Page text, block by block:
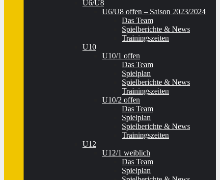
U6/U8
U6/U8 offen – Saison 2023/2024
Das Team
Spielberichte & News
Trainingszeiten
U10
U10/1 offen
Das Team
Spielplan
Spielberichte & News
Trainingszeiten
U10/2 offen
Das Team
Spielplan
Spielberichte & News
Trainingszeiten
U12
U12/1 weiblich
Das Team
Spielplan